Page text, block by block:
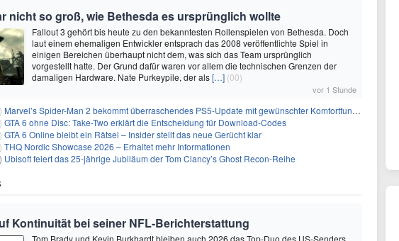
nicht so groß, wie Bethesda es ursprünglich wollte
Fallout 3 gehört bis heute zu den bekanntesten Rollenspielen von Bethesda. Doch
laut einem ehemaligen Entwickler entsprach das 2008 veröffentlichte Spiel in
einigen Bereichen überhaupt nicht dem, was sich das Team ursprünglich
vorgestellt hatte. Der Grund dafür waren vor allem die technischen Grenzen der
damaligen Hardware. Nate Purkeypile, der als[…] (00)
vor 1 Stunde
Marvel’s Spider-Man 2 bekommt überraschendes PS5-Update mit gewünschter Komfortfunktion
GTA 6 ohne Disc: Take-Two erklärt die Entscheidung für Download-Codes
GTA 6 Online bleibt ein Rätsel – Insider stellt das neue Gerücht klar
THQ Nordic Showcase 2026 – Erhaltet mehr Informationen
Ubisoft feiert das 25-jährige Jubiläum der Tom Clancy’s Ghost Recon-Reihe
Kontinuität bei seiner NFL-Berichterstattung
Tom Brady und Kevin Burkhardt bleiben auch 2026 das Top-Duo des US-Senders.